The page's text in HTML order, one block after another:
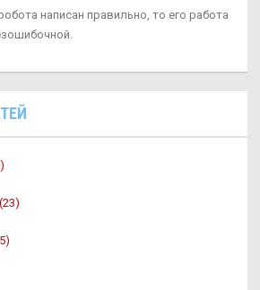
написан правильно, то его работа
(23)